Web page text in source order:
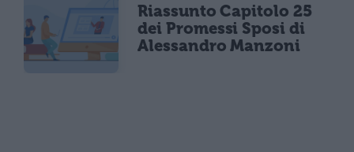
Riassunto Capitolo 25
dei Promessi Sposi di
Alessandro Manzoni